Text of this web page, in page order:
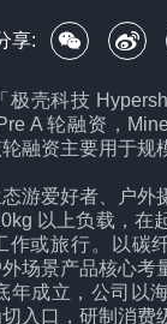
享:
极壳科技
A 轮融资，
融资主要用于规
游爱好者、户外
以上负载，在
作或旅行。以碳
场景产品核心考
年成立，公司以
入口，研制消费